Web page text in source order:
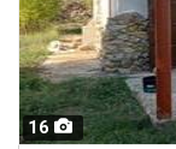
16